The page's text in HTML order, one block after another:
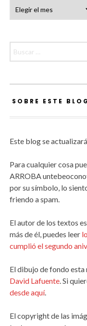
SOBRE ESTE BLOG
Este blog se
Para cualquier cosa
ARROBA
por su símbolo, lo
friendo a spam.
El autor de los textos
más de él, puedes leer
cumplió el segundo
El dibujo de fondo
David Lafuente . Si
desde aquí.
El copyright de las